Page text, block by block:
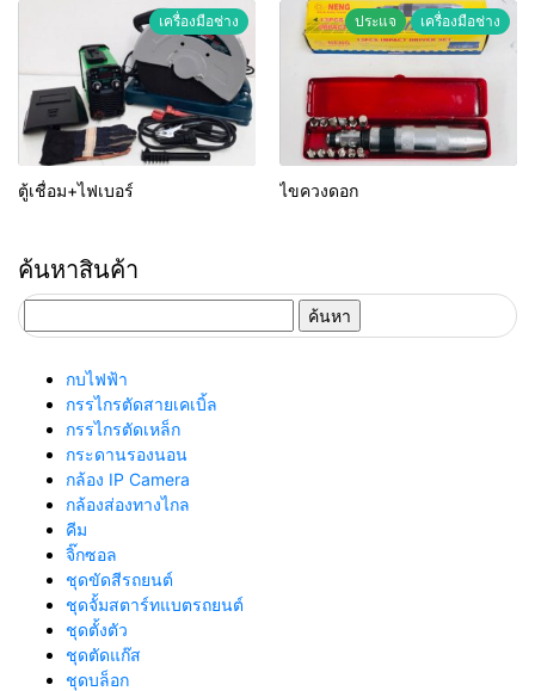
เครื่องมือช่าง
ตู้เชื่อม+ไฟเบอร์
ประแจ เครื่องมือช่าง
ไขควงดอก
ค้นหาสินค้า
สำหรับ:
กบไฟฟ้า
กรรไกรตัดสายเคเบิ้ล
กรรไกรตัดเหล็ก
กระดานรองนอน
กล้อง IP Camera
กล้องส่องทางไกล
คีม
จิ๊กซอล
ชุดขัดสีรถยนต์​
ชุดจั้มสตาร์ทแบตรถยนต์
ชุดตั้งตัว
ชุดตัดแก๊ส
ชุดบล็อก